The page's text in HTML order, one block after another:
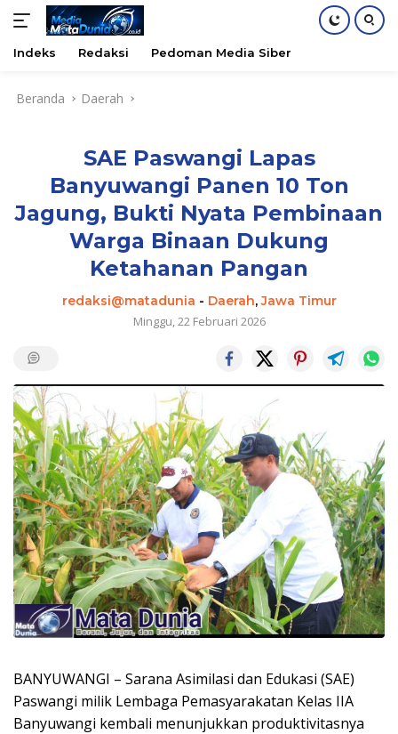
Indeks Redaksi Pedoman Media Siber
Beranda Daerah
SAE Paswangi Lapas
Banyuwangi Panen 10 Ton
Jagung, Bukti Nyata Pembinaan
Warga Binaan Dukung
Ketahanan Pangan
redaksi@matadunia - Daerah,Jawa Timur
Minggu, 22 Februari 2026
BANYUWANGI – Sarana Asimilasi dan Edukasi (SAE)
Paswangi milik Lembaga Pemasyarakatan Kelas IIA
Banyuwangi kembali menunjukkan produktivitasnya